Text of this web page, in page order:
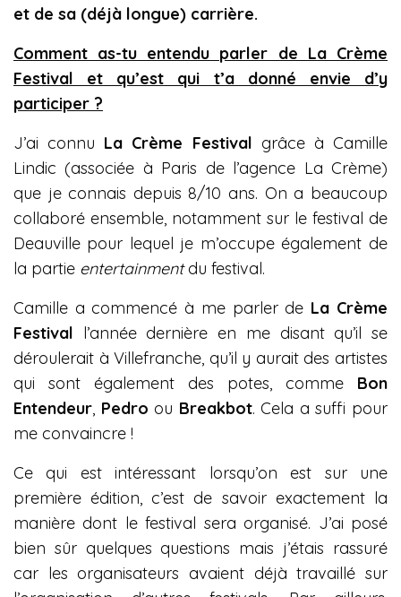
et de sa (déjà longue) carrière.
Comment as-tu entendu parler de La Crème
Festival et qu’est qui t’a donné envie d’y
participer ?
J’ai connu La Crème Festival grâce à Camille
Lindic (associée à Paris de l’agence La Crème)
que je connais depuis 8/10 ans. On a beaucoup
collaboré ensemble, notamment sur le festival de
Deauville pour lequel je m’occupe également de
la partie entertainmentdu festival.
Camille a commencé à me parler de La Crème
Festival l’année dernière en me disant qu’il se
déroulerait à Villefranche, qu’il y aurait des artistes
qui sont également des potes, comme Bon
Entendeur, Pedro ou Breakbot. Cela a suffi pour
me convaincre !
Ce qui est intéressant lorsqu’on est sur une
première édition, c’est de savoir exactement la
manière dont le festival sera organisé. J’ai posé
bien sûr quelques questions mais j’étais rassuré
car les organisateurs avaient déjà travaillé sur